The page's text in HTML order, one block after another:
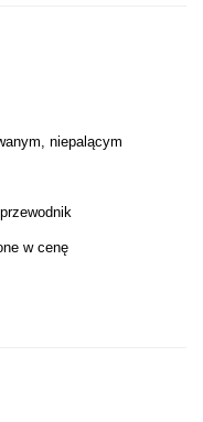
niepalącym
w cenę